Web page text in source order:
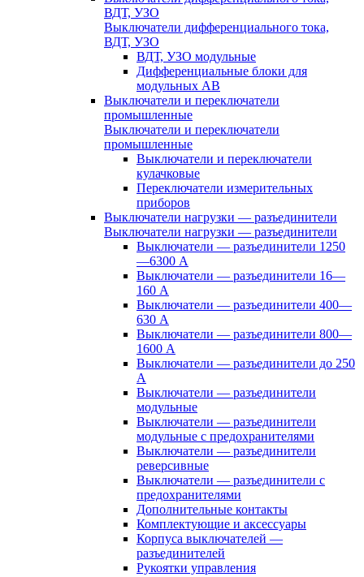
ВДТ, УЗО
Выключатели дифференциального тока,
ВДТ, УЗО
ВДТ, УЗО модульные
Дифференциальные блоки для
модульных АВ
Выключатели и переключатели
промышленные
Выключатели и переключатели
промышленные
Выключатели и переключатели
кулачковые
Переключатели измерительных
приборов
Выключатели нагрузки — разъединители
Выключатели нагрузки — разъединители
Выключатели — разъединители 1250
—6300 А
Выключатели — разъединители 16—
160 А
Выключатели — разъединители 400—
630 А
Выключатели — разъединители 800—
1600 А
Выключатели — разъединители до 250
А
Выключатели — разъединители
модульные
Выключатели — разъединители
модульные с предохранителями
Выключатели — разъединители
реверсивные
Выключатели — разъединители с
предохранителями
Дополнительные контакты
Комплектующие и аксессуары
Корпуса выключателей —
разъединителей
Рукоятки управления